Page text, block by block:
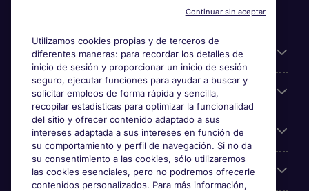
Información útil
Búsqueda de empleo
Empresas
Sobre Michael Page
Utilizamos cookies propias y de terceros de
diferentes maneras: para recordar los detalles de
inicio de sesión y proporcionar un inicio de sesión
seguro, ejecutar funciones para ayudar a buscar y
solicitar empleos de forma rápida y sencilla,
recopilar estadísticas para optimizar la funcionalidad
del sitio y ofrecer contenido adaptado a sus
intereses adaptada a sus intereses en función de
su comportamiento y perfil de navegación. Si no da
su consentimiento a las cookies, sólo utilizaremos
las cookies esenciales, pero no podremos ofrecerle
contenidos personalizados. Para más información,
Continuar sin aceptar